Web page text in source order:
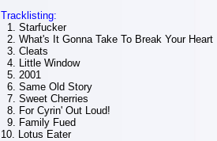
Tracklisting:
1. Starfucker
2. What's It Gonna Take To Break Your Heart
3. Cleats
4. Little Window
5. 2001
6. Same Old Story
7. Sweet Cherries
8. For Cyrin' Out Loud!
9. Family Fued
10. Lotus Eater